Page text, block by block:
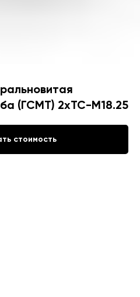
(ГСМТ) 2хТС-М18.25
стоимость